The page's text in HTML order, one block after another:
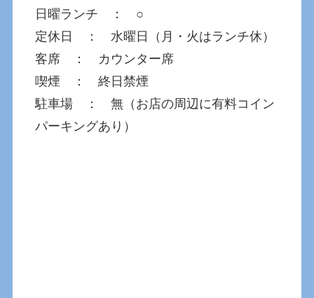
日曜ランチ ： ○
定休日 ： 水曜日（月・火はランチ休）
客席 ： カウンター席
喫煙 ： 終日禁煙
駐車場 ： 無（お店の周辺に有料コイン
パーキングあり）